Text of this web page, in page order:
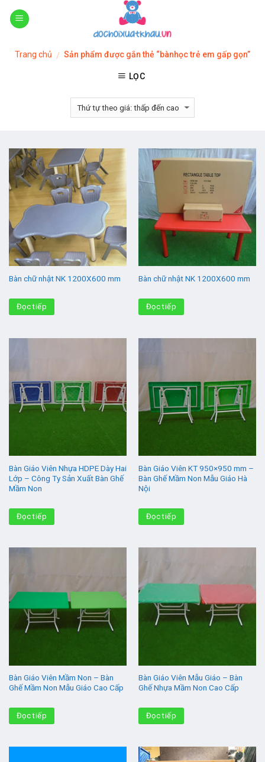
Skip
Trang chủ / Sản phẩm được gắn thẻ “bànhọc trẻ em gấp gọn”
LỌC
Bàn chữ nhật NK 1200X600 mm
Đọc tiếp
Bàn chữ nhật NK 1200X600 mm
Đọc tiếp
Bàn Giáo Viên Nhựa HDPE Dày Hai
Lớp – Công Ty Sản Xuất Bàn Ghế
Mầm Non
Đọc tiếp
Bàn Giáo Viên KT 950×950 mm –
Bàn Ghế Mầm Non Mẫu Giáo Hà
Nội
Đọc tiếp
Bàn Giáo Viên Mầm Non – Bàn
Ghế Mầm Non Mẫu Giáo Cao Cấp
Đọc tiếp
Bàn Giáo Viên Mẫu Giáo – Bàn
Ghế Nhựa Mầm Non Cao Cấp
Đọc tiếp